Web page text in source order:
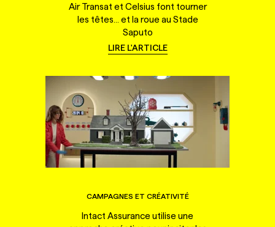
Air Transat et Celsius font tourner
les têtes... et la roue au Stade
Saputo
LIRE L'ARTICLE
CAMPAGNES ET CRÉATIVITÉ
Intact Assurance utilise une